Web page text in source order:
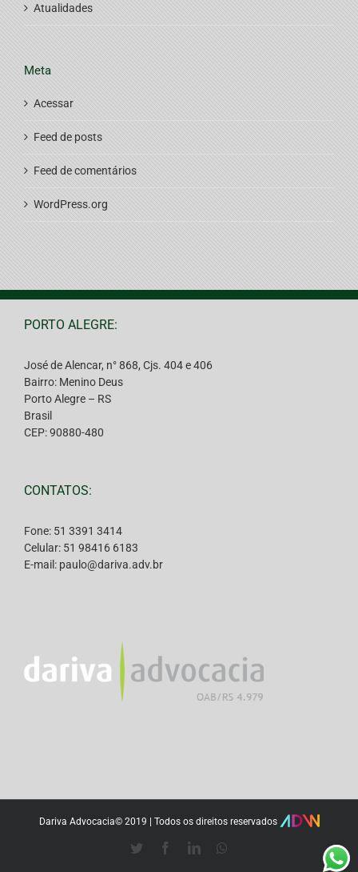
Atualidades
Meta
Acessar
Feed de posts
Feed de comentários
WordPress.org
PORTO ALEGRE:
José de Alencar, n° 868, Cjs. 404 e 406
Bairro: Menino Deus
Porto Alegre – RS
Brasil
CEP: 90880-480
CONTATOS:
Fone: 51 3391 3414
Celular: 51 98416 6183
E-mail: paulo@dariva.adv.br
Dariva Advocacia© 2019 | Todos os direitos reservados
Twitter FacebookLinkedIn